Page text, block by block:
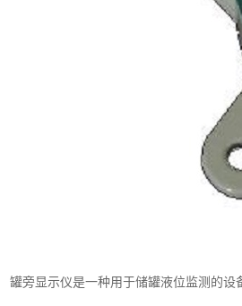
罐旁显示仪是一种用于储罐液位监测的